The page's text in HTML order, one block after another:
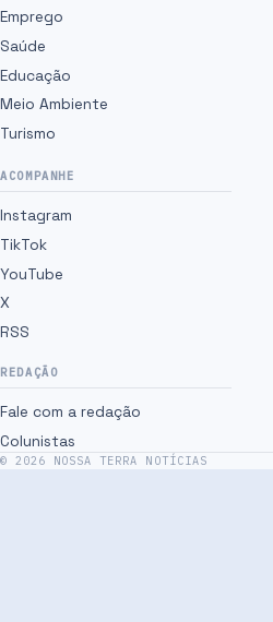
Emprego
Saúde
Educação
Meio Ambiente
Turismo
ACOMPANHE
Instagram
TikTok
YouTube
X
RSS
REDAÇÃO
Fale com a redação
Colunistas
©2026 NOSSA TERRA NOTÍCIAS